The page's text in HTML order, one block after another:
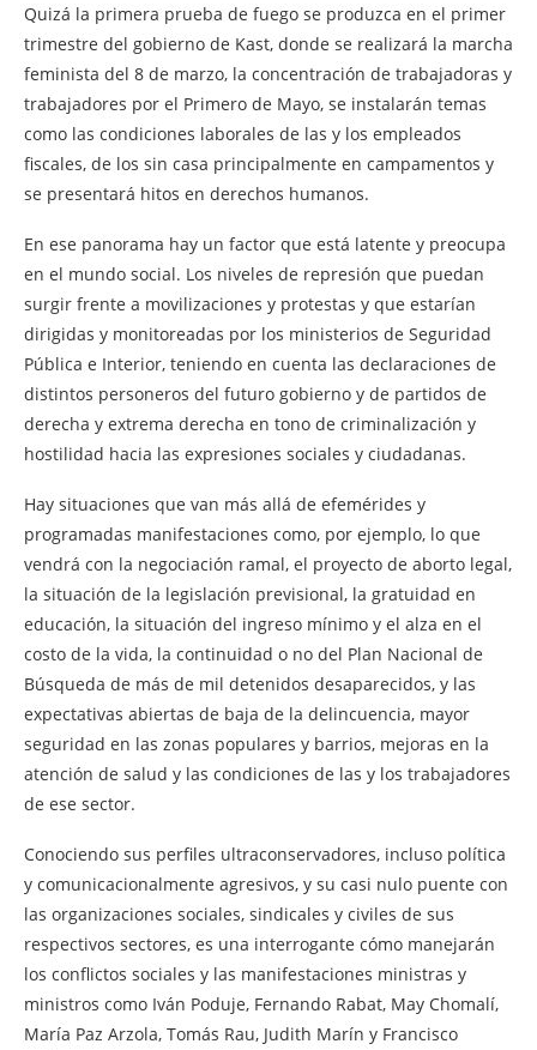
Quizá la primera prueba de fuego se produzca en el primer
trimestre del gobierno de Kast, donde se realizará la marcha
feminista del 8 de marzo, la concentración de trabajadoras y
trabajadores por el Primero de Mayo, se instalarán temas
como las condiciones laborales de las y los empleados
fiscales, de los sin casa principalmente en campamentos y
se presentará hitos en derechos humanos.
En ese panorama hay un factor que está latente y preocupa
en el mundo social. Los niveles de represión que puedan
surgir frente a movilizaciones y protestas y que estarían
dirigidas y monitoreadas por los ministerios de Seguridad
Pública e Interior, teniendo en cuenta las declaraciones de
distintos personeros del futuro gobierno y de partidos de
derecha y extrema derecha en tono de criminalización y
hostilidad hacia las expresiones sociales y ciudadanas.
Hay situaciones que van más allá de efemérides y
programadas manifestaciones como, por ejemplo, lo que
vendrá con la negociación ramal, el proyecto de aborto legal,
la situación de la legislación previsional, la gratuidad en
educación, la situación del ingreso mínimo y el alza en el
costo de la vida, la continuidad o no del Plan Nacional de
Búsqueda de más de mil detenidos desaparecidos, y las
expectativas abiertas de baja de la delincuencia, mayor
seguridad en las zonas populares y barrios, mejoras en la
atención de salud y las condiciones de las y los trabajadores
de ese sector.
Conociendo sus perfiles ultraconservadores, incluso política
y comunicacionalmente agresivos, y su casi nulo puente con
las organizaciones sociales, sindicales y civiles de sus
respectivos sectores, es una interrogante cómo manejarán
los conflictos sociales y las manifestaciones ministras y
ministros como Iván Poduje, Fernando Rabat, May Chomalí,
María Paz Arzola, Tomás Rau, Judith Marín y Francisco